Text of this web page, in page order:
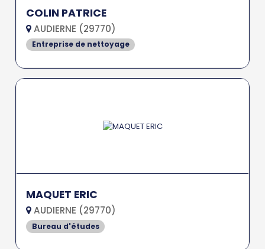
COLIN PATRICE
AUDIERNE (29770)
Entreprise de nettoyage
MAQUET ERIC
AUDIERNE (29770)
Bureau d'études